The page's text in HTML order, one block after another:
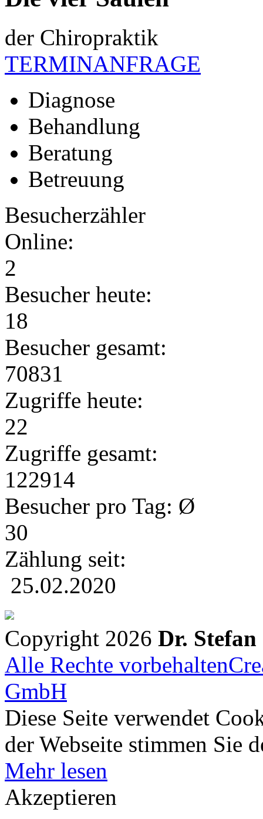
der Chiropraktik
TERMINANFRAGE
Diagnose
Behandlung
Beratung
Betreuung
Besucherzähler
Online:
2
Besucher heute:
18
Besucher gesamt:
70831
Zugriffe heute:
22
Zugriffe gesamt:
122914
Besucher pro Tag: Ø
30
Zählung seit:
25.02.2020
Copyright 2026 Dr.
Alle Rechte vorbehalten
GmbH
Diese Seite verwendet
der Webseite stimmen Sie
Mehr lesen
Akzeptieren